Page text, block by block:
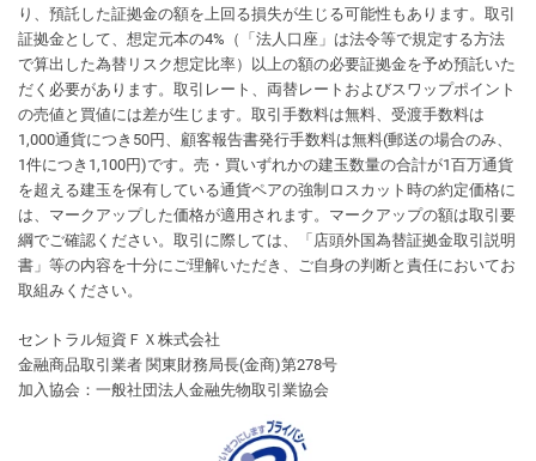
り、預託した証拠金の額を上回る損失が生じる可能性もあります。取引
証拠金として、想定元本の4%（「法人口座」は法令等で規定する方法
で算出した為替リスク想定比率）以上の額の必要証拠金を予め預託いた
だく必要があります。取引レート、両替レートおよびスワップポイント
の売値と買値には差が生じます。取引手数料は無料、受渡手数料は
1,000通貨につき50円、顧客報告書発行手数料は無料(郵送の場合のみ、
1件につき1,100円)です。売・買いずれかの建玉数量の合計が1百万通貨
を超える建玉を保有している通貨ペアの強制ロスカット時の約定価格に
は、マークアップした価格が適用されます。マークアップの額は取引要
綱でご確認ください。取引に際しては、「店頭外国為替証拠金取引説明
書」等の内容を十分にご理解いただき、ご自身の判断と責任においてお
取組みください。
セントラル短資ＦＸ株式会社
金融商品取引業者 関東財務局長(金商)第278号
加入協会：一般社団法人金融先物取引業協会